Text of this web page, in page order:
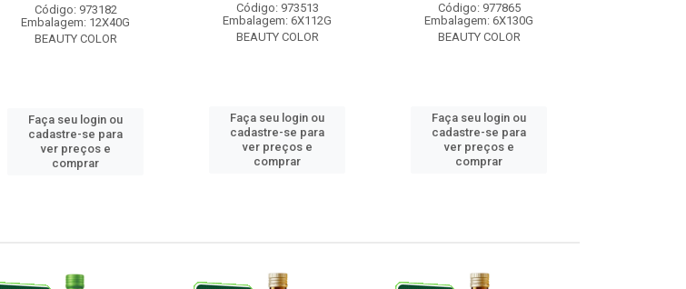
Código: 973182
Embalagem: 12X40G
BEAUTY COLOR
Faça seu login ou
cadastre-se para
ver preços e
comprar
Código: 973513
Embalagem: 6X112G
BEAUTY COLOR
Faça seu login ou
cadastre-se para
ver preços e
comprar
Código: 977865
Embalagem: 6X130G
BEAUTY COLOR
Faça seu login ou
cadastre-se para
ver preços e
comprar